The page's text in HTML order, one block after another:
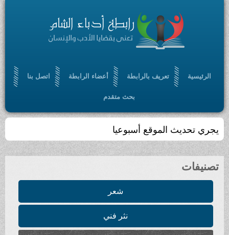
الرئيسية تعريف بالرابطة أعضاء الرابطة اتصل بنا
بحث متقدم
يجري تحديث الموقع أسبوعيا
تصنيفات
شعر
نثر فني